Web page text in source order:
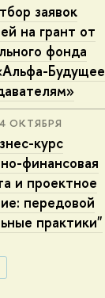
заявок
на грант от
фонда
Будущее
ОКТЯБРЯ
курс
финансовая
и проектное
передовой
практики"